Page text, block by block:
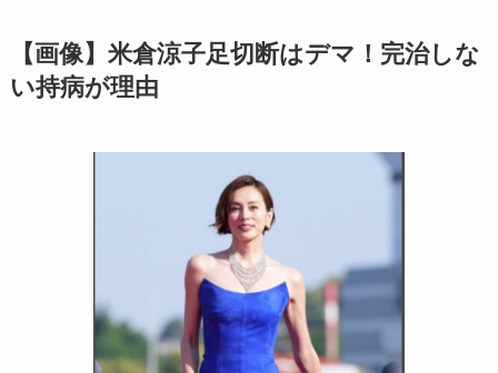
【画像】米倉涼子足切断はデマ！完治しな
い持病が理由